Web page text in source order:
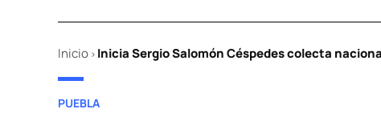
Inicio > Inicia Sergio Salomón Céspedes colecta
POSTED
PUEBLA